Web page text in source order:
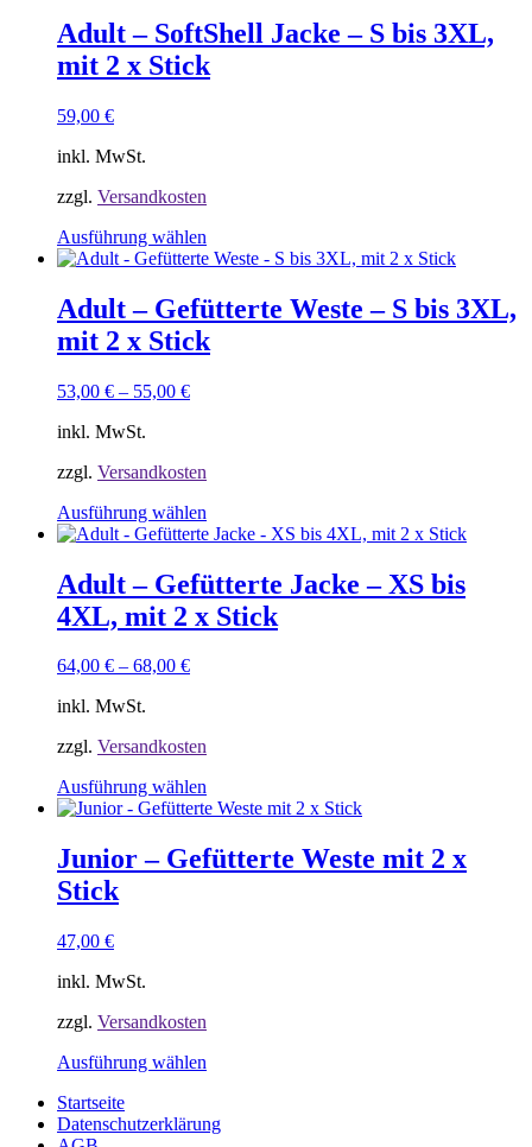
Adult – SoftShell Jacke – S bis 3XL,
mit 2 x Stick
59,00 €
inkl. MwSt.
zzgl. Versandkosten
Ausführung wählen
Produkt
mehrere
Varianten
auf.
werden
Adult – Gefütterte Weste – S bis 3XL,
mit 2 x Stick
53,00 € – 55,00 €
inkl. MwSt.
zzgl. Versandkosten
Ausführung wählen
Produkt
mehrere
Varianten
auf.
werden
Adult – Gefütterte Jacke – XS bis
4XL, mit 2 x Stick
64,00 € – 68,00 €
inkl. MwSt.
zzgl. Versandkosten
Ausführung wählen
Produkt
mehrere
Varianten
werden
Junior – Gefütterte Weste mit 2 x
Stick
47,00 €
inkl. MwSt.
zzgl. Versandkosten
Ausführung wählen
mehrere
Startseite
Datenschutzerklärung